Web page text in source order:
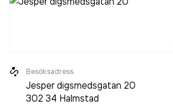
Besöksadress
Jesper digsmedsgatan 20
302 34 Halmstad